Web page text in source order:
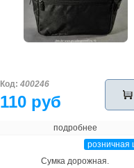
Код: 400246
110 руб
подробнее
розничная
Сумка дорожная.